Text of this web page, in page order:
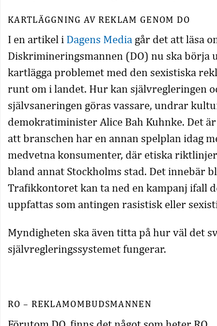
KARTLÄGGNING AV REKLAM GENOM DO
I en artikel i Dagens Media går det att läsa
Diskrimineringsmannen (DO) nu ska börja
kartlägga problemet med den sexistiska
runt om i landet. Hur kan självregleringen
självsaneringen göras vassare, undrar
demokratiminister Alice Bah Kuhnke. Det
att branschen har en annan spelplan idag
medvetna konsumenter, där etiska
bland annat Stockholms stad. Det innebär
Trafikkontoret kan ta ned en kampanj ifall
uppfattas som antingen rasistisk eller
Myndigheten ska även titta på hur väl det
självregleringssystemet fungerar.
RO – REKLAMOMBUDSMANNEN